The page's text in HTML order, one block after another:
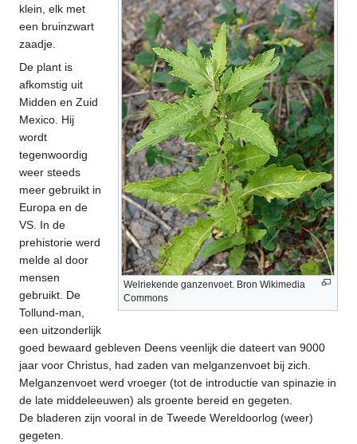
Welriekende ganzenvoet. Bron Wikimedia
Commons
klein, elk met
een bruinzwart
zaadje.
De plant is
afkomstig uit
Midden en Zuid
Mexico. Hij
wordt
tegenwoordig
weer steeds
meer gebruikt in
Europa en de
VS. In de
prehistorie werd
melde al door
mensen
gebruikt. De
Tollund-man,
een uitzonderlijk
goed bewaard gebleven Deens veenlijk die dateert van 9000
jaar voor Christus, had zaden van melganzenvoet bij zich.
Melganzenvoet werd vroeger (tot de introductie van spinazie in
de late middeleeuwen) als groente bereid en gegeten.
De bladeren zijn vooral in de Tweede Wereldoorlog (weer)
gegeten.